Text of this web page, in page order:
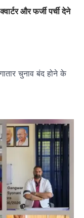
और फर्जी पर्ची देने
चुनाव बंद होने के
व्यवस्था पर फूटा
और सरकार का पुतला
2026
स्वास्थ्य मंत्री व शिक्षा